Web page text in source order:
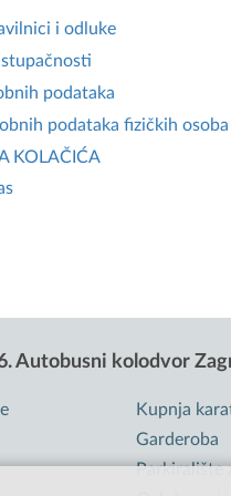
i odluke
podataka
podataka fizičkih
KOLAČIĆA
Autobusni kolodvor
Kupnja
Garderoba
Parkiralište